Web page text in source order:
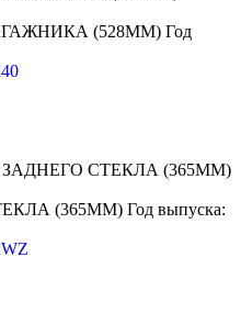
(528ММ) Год
(365ММ) Год выпуска: